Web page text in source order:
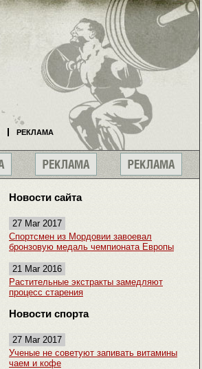
Новости сайта
27 Mar 2017
Спортсмен из Мордовии завоевал
бронзовую медаль чемпионата Европы
21 Mar 2016
Растительные экстракты замедляют
процесс старения
Новости спорта
27 Mar 2017
Ученые не советуют запивать витамины
чаем и кофе
РЕКЛАМА